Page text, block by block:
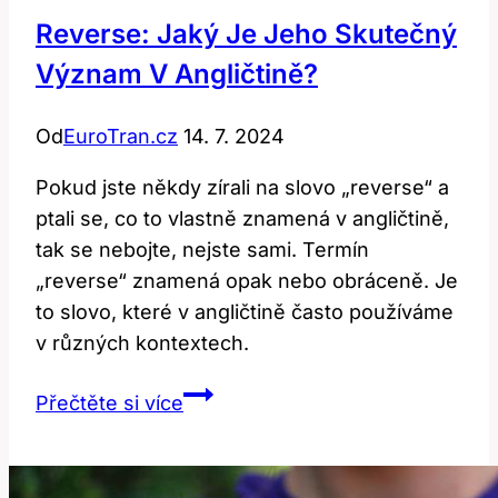
Reverse: Jaký Je Jeho Skutečný
Význam V Angličtině?
OdEuroTran.cz 14. 7. 2024
Pokud jste někdy zírali na slovo „reverse“ a
ptali se, co to vlastně znamená v angličtině,
tak se nebojte, nejste sami. Termín
„reverse“ znamená opak nebo obráceně. Je
to slovo, které v angličtině často používáme
v různých kontextech.
Přečtěte si víceReverse: